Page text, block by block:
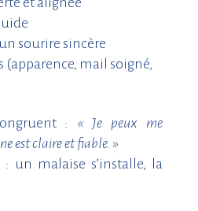
sourire sincère
(apparence, mail soigné,
: « Je peux me
est claire et fiable. »
: un malaise s’installe, la